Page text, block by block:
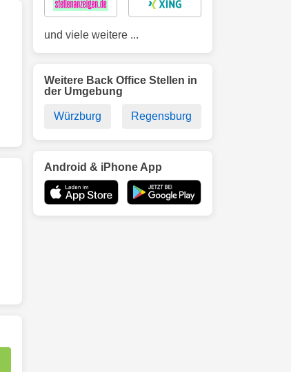
und viele weitere ...
Weitere Back Office Stellen in
der Umgebung
Würzburg Regensburg
Android & iPhone App